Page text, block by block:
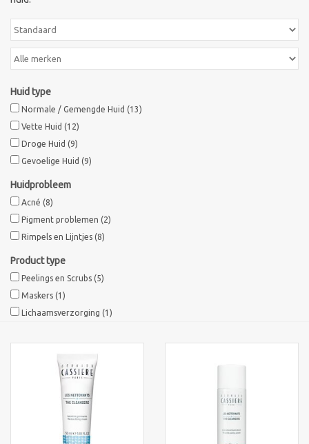
Huid type
Normale / Gemengde Huid (13)
Vette Huid (12)
Droge Huid (9)
Gevoelige Huid (9)
Huidprobleem
Acné (8)
Pigment problemen (2)
Rimpels en Lijntjes (8)
Product type
Peelings en Scrubs (5)
Maskers (1)
Lichaamsverzorging (1)